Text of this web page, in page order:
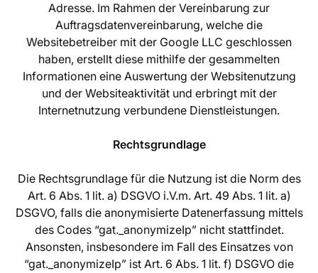
Adresse. Im Rahmen der Vereinbarung zur
Auftragsdatenvereinbarung, welche die
Websitebetreiber mit der Google LLC geschlossen
haben, erstellt diese mithilfe der gesammelten
Informationen eine Auswertung der Websitenutzung
und der Websiteaktivität und erbringt mit der
Internetnutzung verbundene Dienstleistungen.
Rechtsgrundlage
Die Rechtsgrundlage für die Nutzung ist die Norm des
Art. 6 Abs. 1 lit. a) DSGVO i.V.m. Art. 49 Abs. 1 lit. a)
DSGVO, falls die anonymisierte Datenerfassung mittels
des Codes “gat._anonymizeIp” nicht stattfindet.
Ansonsten, insbesondere im Fall des Einsatzes von
“gat._anonymizeIp” ist Art. 6 Abs. 1 lit. f) DSGVO die